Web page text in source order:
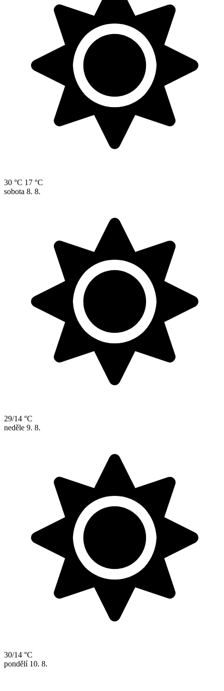
30 °C 17 °C
sobota 8. 8.
29/14 °C
neděle 9. 8.
30/14 °C
pondělí 10. 8.